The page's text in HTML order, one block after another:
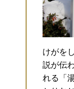
けがを
説が伝
れる「